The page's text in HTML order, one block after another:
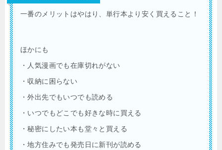
一番のメリットはやはり、単行本より安く買えること！
ほかにも
・人気漫画でも在庫切れがない
・収納に困らない
・外出先でもいつでも読める
・いつでもどこでも好きな時に買える
・秘密にしたい本も堂々と買える
・地方住みでも発売日に新刊が読める